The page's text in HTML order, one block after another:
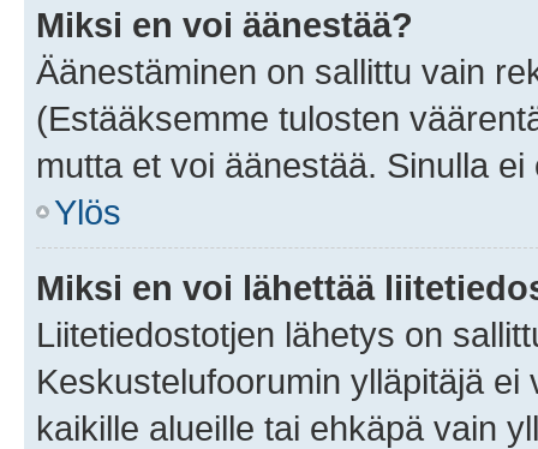
Miksi en voi äänestää?
Äänestäminen on sallittu vain
(Estääksemme tulosten
mutta et voi äänestää. Sinulla
Ylös
Miksi en voi lähettää
Liitetiedostotjen lähetys on
Keskustelufoorumin ylläpitäjä
kaikille alueille tai ehkäpä vain